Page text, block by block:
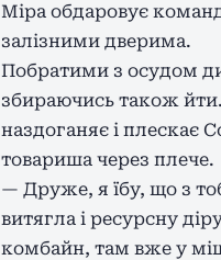
Міра обдаровує
залізними дверима.
Побратими з осудом
збираючись також
наздоганяє і плескає
товариша через плече.
— Друже, я їбу, що з
витягла і ресурсну
комбайн, там вже у